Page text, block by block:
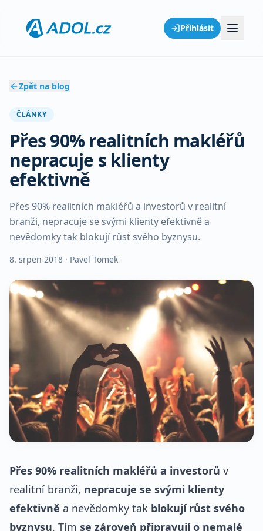
Přihlásit
Zpět na blog
ČLÁNKY
Přes 90% realitních makléřů
nepracuje s klienty
efektivně
Přes 90% realitních makléřů a investorů v realitní
branži, nepracuje se svými klienty efektivně a
nevědomky tak blokují růst svého byznysu.
8. srpen 2018 · Pavel Tomek
Přes 90% realitních makléřů a investorů v
realitní branži, nepracuje se svými klienty
efektivně a nevědomky tak blokují růst svého
byznysu. Tím se zároveň připravují o nemalé